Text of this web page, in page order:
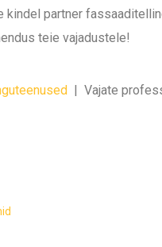
kindel partner
teie vajadustele!
| Vajate